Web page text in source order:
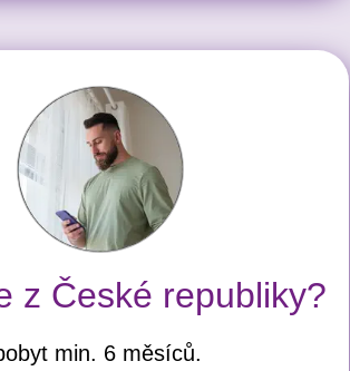
z České republiky?
min. 6 měsíců.